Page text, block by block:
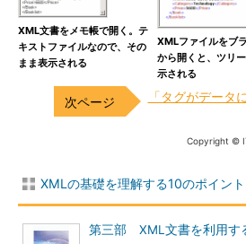
XML文書をメモ帳で開く。テ
キストファイルなので、その
まま表示される
XMLファイルをブ
から開くと、ツリ
示される
「タグがデータ
Copyright ©
XMLの基礎を理解する10のポイン
第三部 XML文書を利用す